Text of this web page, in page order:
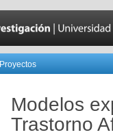
Proyectos
Modelos
Trastorno